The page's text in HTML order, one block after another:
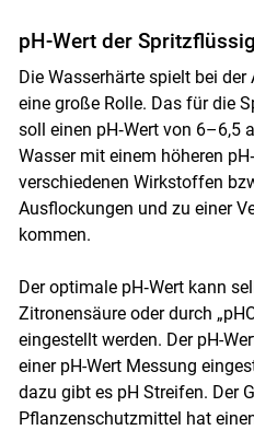
pH-Wert der
Die Wasserhärte spielt bei
eine große Rolle. Das für die
soll einen pH‐Wert von 6–6,5
Wasser mit einem höheren
verschiedenen Wirkstoffen
Ausflockungen und zu einer
kommen.
Der optimale pH‐Wert kann
Zitronensäure oder durch
eingestellt werden. Der pH-
einer pH-Wert Messung
dazu gibt es pH Streifen. Der
Pflanzenschutzmittel hat